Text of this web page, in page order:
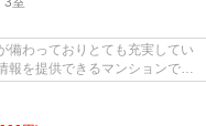
備わっておりとても充実してい
報を提供できるマンションで